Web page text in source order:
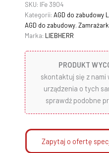
SKU: IFe 3904
Kategorii: AGD do zabudowy
AGD do zabudowy,
Marka: LIEBHERR
PRODUKT
skontaktuj się z
urządzenia o tych
sprawdź podobne
Zapytaj o ofertę